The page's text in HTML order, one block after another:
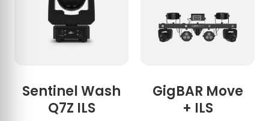
Sentinel Wash
Q7Z ILS
GigBAR Move
+ ILS